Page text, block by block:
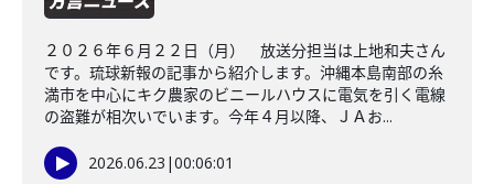
２０２６年６月２２日（月） 放送分担当は上地和夫さん
です。琉球新報の記事から紹介します。沖縄本島南部の糸
満市を中心にキク農家のビニールハウスに電気を引く電線
の盗難が相次いでいます。今年４月以降、ＪＡお...
2026.06.23 |00:06:01